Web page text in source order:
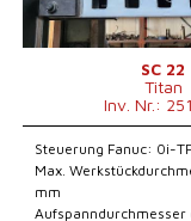
SC 22
Titan
Inv. Nr.:
Steuerung Fanuc: 0i-TF
Max.
mm
Aufspanndurchmesser